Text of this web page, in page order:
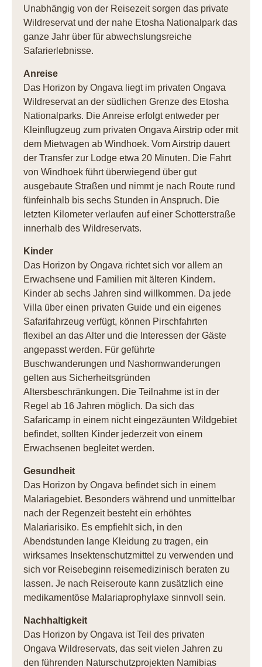
Unabhängig von der Reisezeit sorgen das private
Wildreservat und der nahe Etosha Nationalpark das
ganze Jahr über für abwechslungsreiche
Safarierlebnisse.
Anreise
Das Horizon by Ongava liegt im privaten Ongava
Wildreservat an der südlichen Grenze des Etosha
Nationalparks. Die Anreise erfolgt entweder per
Kleinflugzeug zum privaten Ongava Airstrip oder mit
dem Mietwagen ab Windhoek. Vom Airstrip dauert
der Transfer zur Lodge etwa 20 Minuten. Die Fahrt
von Windhoek führt überwiegend über gut
ausgebaute Straßen und nimmt je nach Route rund
fünfeinhalb bis sechs Stunden in Anspruch. Die
letzten Kilometer verlaufen auf einer Schotterstraße
innerhalb des Wildreservats.
Kinder
Das Horizon by Ongava richtet sich vor allem an
Erwachsene und Familien mit älteren Kindern.
Kinder ab sechs Jahren sind willkommen. Da jede
Villa über einen privaten Guide und ein eigenes
Safarifahrzeug verfügt, können Pirschfahrten
flexibel an das Alter und die Interessen der Gäste
angepasst werden. Für geführte
Buschwanderungen und Nashornwanderungen
gelten aus Sicherheitsgründen
Altersbeschränkungen. Die Teilnahme ist in der
Regel ab 16 Jahren möglich. Da sich das
Safaricamp in einem nicht eingezäunten Wildgebiet
befindet, sollten Kinder jederzeit von einem
Erwachsenen begleitet werden.
Gesundheit
Das Horizon by Ongava befindet sich in einem
Malariagebiet. Besonders während und unmittelbar
nach der Regenzeit besteht ein erhöhtes
Malariarisiko. Es empfiehlt sich, in den
Abendstunden lange Kleidung zu tragen, ein
wirksames Insektenschutzmittel zu verwenden und
sich vor Reisebeginn reisemedizinisch beraten zu
lassen. Je nach Reiseroute kann zusätzlich eine
medikamentöse Malariaprophylaxe sinnvoll sein.
Nachhaltigkeit
Das Horizon by Ongava ist Teil des privaten
Ongava Wildreservats, das seit vielen Jahren zu
den führenden Naturschutzprojekten Namibias